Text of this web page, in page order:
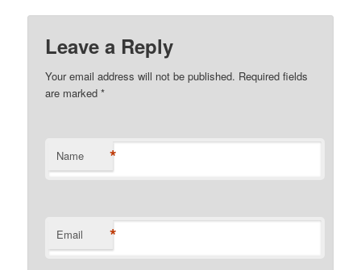
Leave a Reply
Your email address will not be published. Required fields
are marked*
Name *
Email *